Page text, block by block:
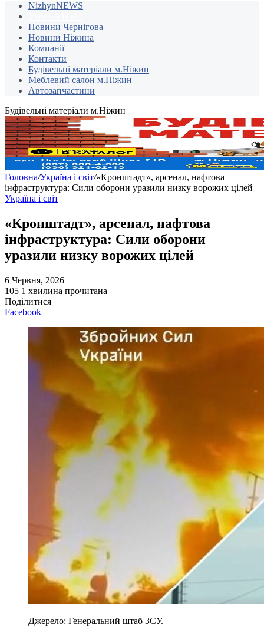
NizhynNEWS
Новини Чернігова
Новини Ніжина
Компанії
Контакти
Будівельні матеріали м.Ніжин
Меблевий салон м.Ніжин
Автозапчастини
Будівельні матеріали м.Ніжин
Головна/Україна і світ/«Кронштадт», арсенал, нафтова
інфраструктура: Сили оборони уразили низку ворожих цілей
Україна і світ
«Кронштадт», арсенал, нафтова
інфраструктура: Сили оборони
уразили низку ворожих цілей
6 Червня, 2026
105 1 хвилина прочитана
Поділитися
Facebook
Джерело: Генеральний штаб ЗСУ.